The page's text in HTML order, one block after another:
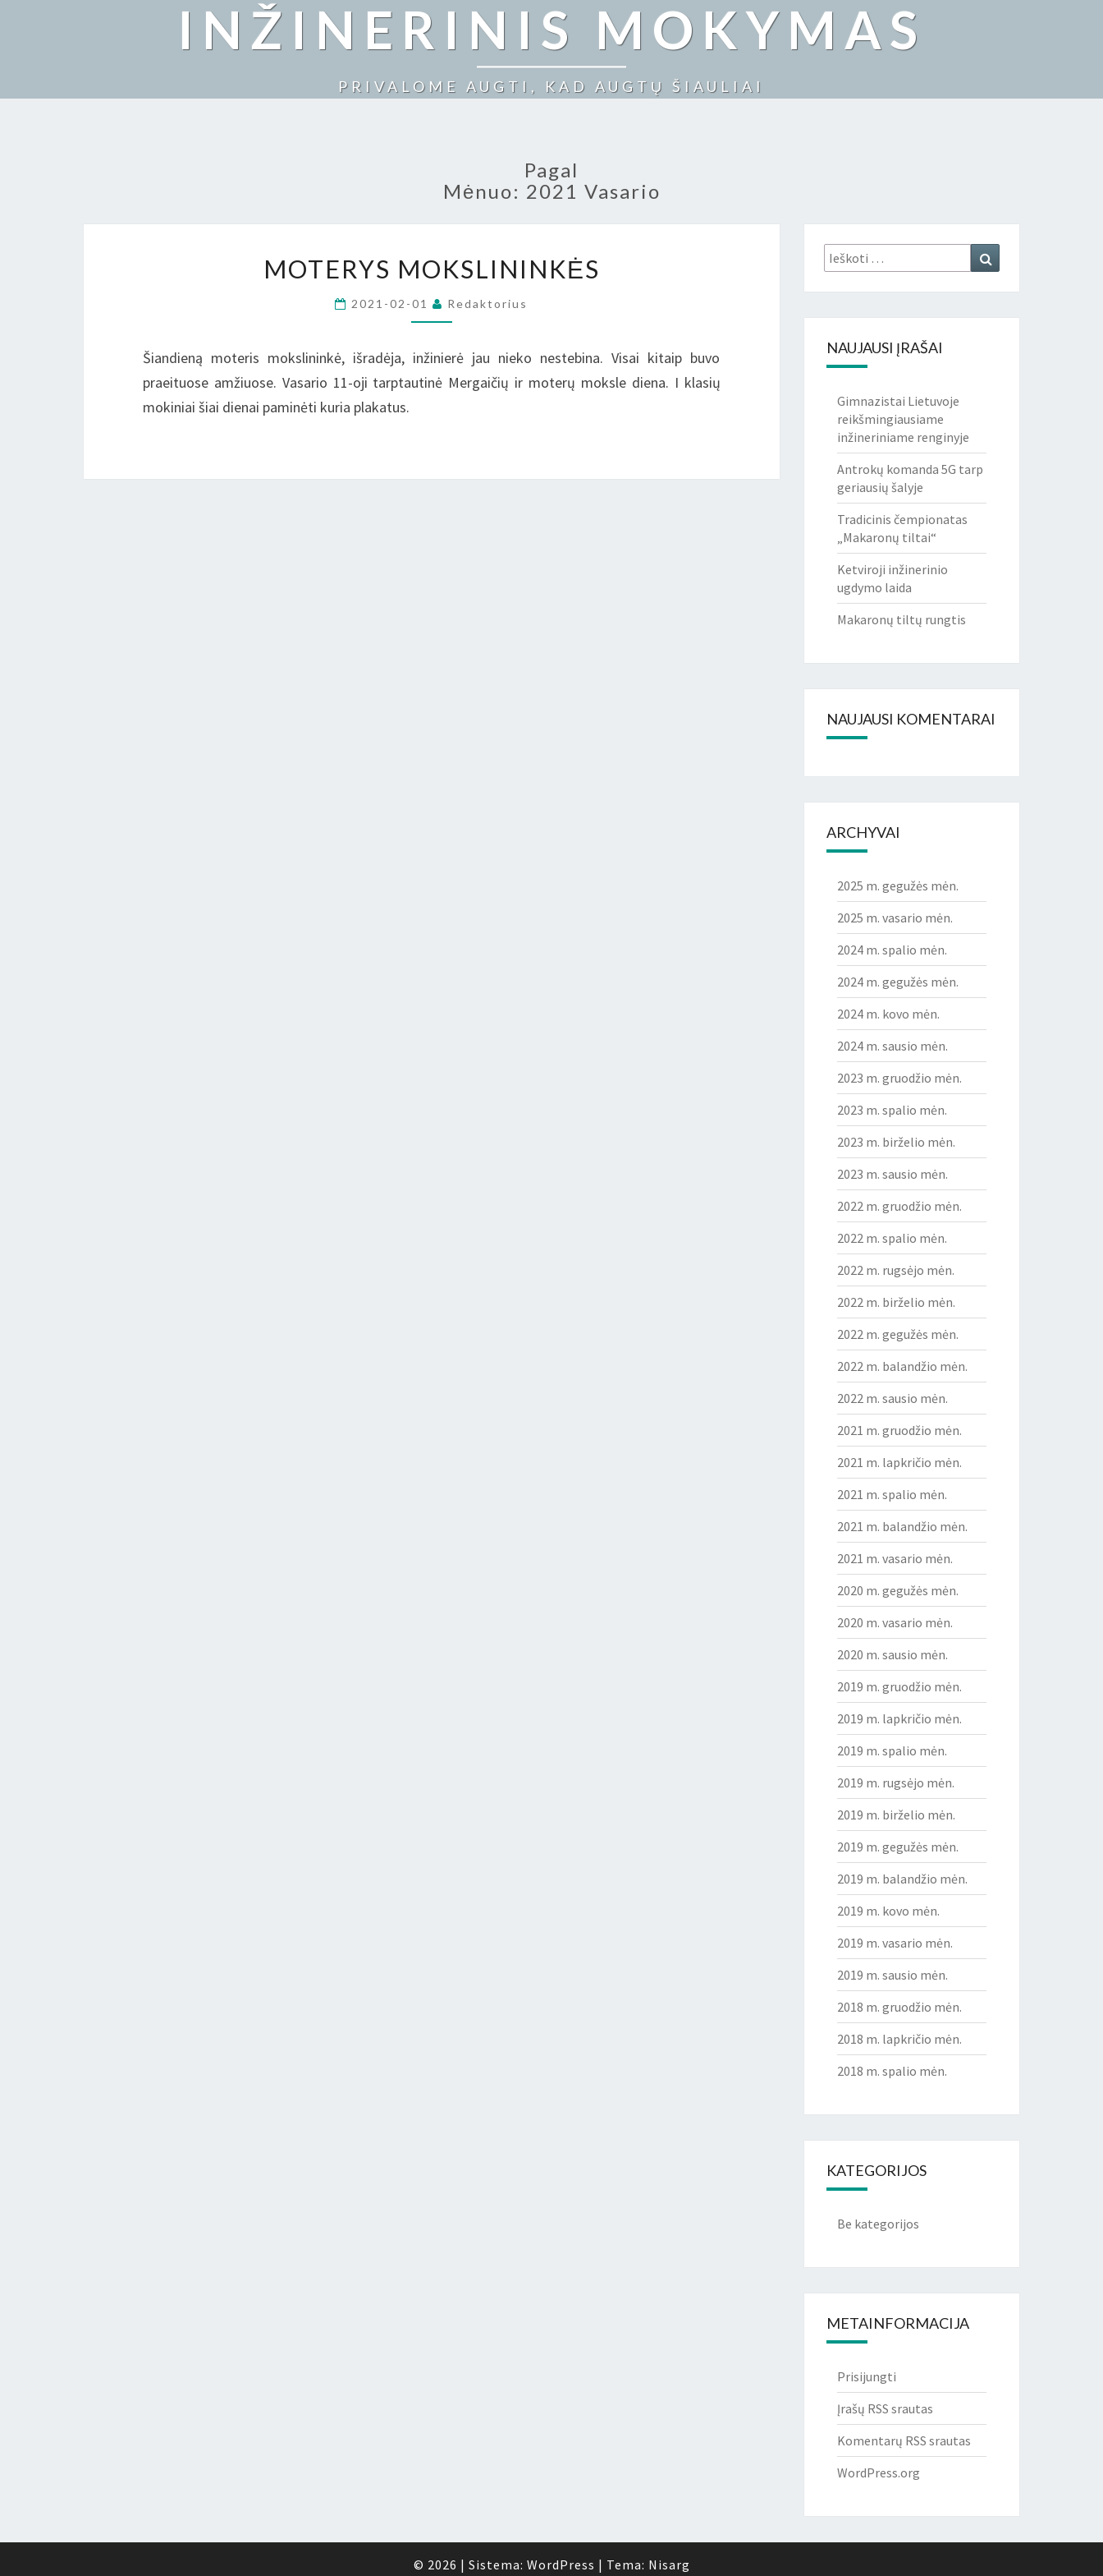
INŽINERINIS MOKYMAS
PRIVALOME AUGTI, KAD AUGTŲ ŠIAULIAI
Pagal
Mėnuo: 2021 Vasario
MOKSLININKĖS
MOTERYS MOKSLININKĖS
2021-02-01 Redaktorius
Šiandieną moteris mokslininkė, išradėja, inžinierė jau nieko nestebina. Visai kitaip buvo
praeituose amžiuose. Vasario 11-oji tarptautinė Mergaičių ir moterų moksle diena. I klasių
mokiniai šiai dienai paminėti kuria plakatus.
Ieškoti:
NAUJAUSI ĮRAŠAI
Gimnazistai Lietuvoje
reikšmingiausiame
inžineriniame renginyje
Antrokų komanda 5G tarp
geriausių šalyje
Tradicinis čempionatas
„Makaronų tiltai“
Ketviroji inžinerinio
ugdymo laida
Makaronų tiltų rungtis
NAUJAUSI KOMENTARAI
ARCHYVAI
2025 m. gegužės mėn.
2025 m. vasario mėn.
2024 m. spalio mėn.
2024 m. gegužės mėn.
2024 m. kovo mėn.
2024 m. sausio mėn.
2023 m. gruodžio mėn.
2023 m. spalio mėn.
2023 m. birželio mėn.
2023 m. sausio mėn.
2022 m. gruodžio mėn.
2022 m. spalio mėn.
2022 m. rugsėjo mėn.
2022 m. birželio mėn.
2022 m. gegužės mėn.
2022 m. balandžio mėn.
2022 m. sausio mėn.
2021 m. gruodžio mėn.
2021 m. lapkričio mėn.
2021 m. spalio mėn.
2021 m. balandžio mėn.
2021 m. vasario mėn.
2020 m. gegužės mėn.
2020 m. vasario mėn.
2020 m. sausio mėn.
2019 m. gruodžio mėn.
2019 m. lapkričio mėn.
2019 m. spalio mėn.
2019 m. rugsėjo mėn.
2019 m. birželio mėn.
2019 m. gegužės mėn.
2019 m. balandžio mėn.
2019 m. kovo mėn.
2019 m. vasario mėn.
2019 m. sausio mėn.
2018 m. gruodžio mėn.
2018 m. lapkričio mėn.
2018 m. spalio mėn.
KATEGORIJOS
Be kategorijos
METAINFORMACIJA
Prisijungti
Įrašų RSS srautas
Komentarų RSS srautas
WordPress.org
© 2026 | Sistema: WordPress | Tema: Nisarg